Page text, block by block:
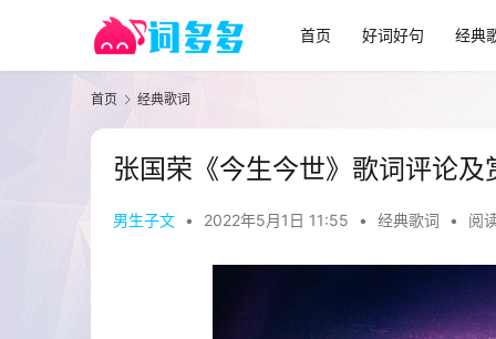
首页 好词好句 经典
首页 经典歌词
张国荣《今生今世》歌词评论及
男生子文 • 2022年5月1日 11:55 • 经典歌词 • 阅